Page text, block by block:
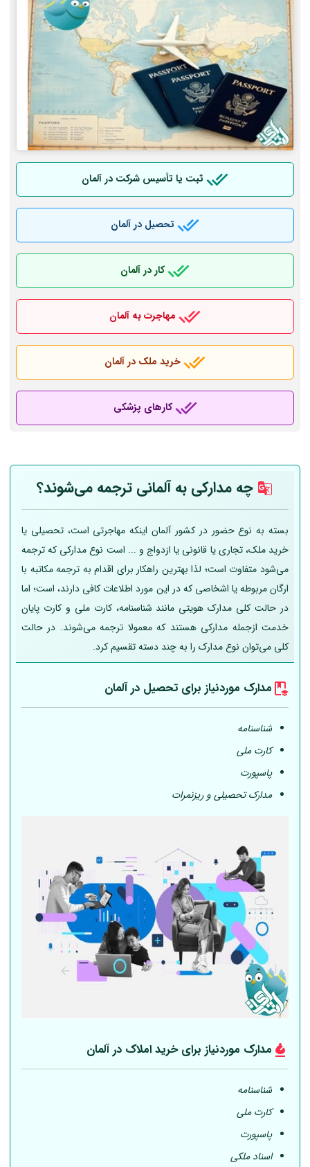
ثبت یا تأسیس شرکت در آلمان
تحصیل در آلمان
کار در آلمان
مهاجرت به آلمان
خرید ملک در آلمان
کارهای پزشکی
چه مدارکی بهآلمانی ترجمه می‌شوند؟
بسته به نوع حضور در کشور آلمان اینکه مهاجرتی است، تحصیلی یا
خرید ملک، تجاری یا قانونی یا ازدواج و ... است نوع مدارکی که ترجمه
می‌شود متفاوت است؛ لذا بهترین راهکار برای اقدام به ترجمه مکاتبه با
ارگان مربوطه یا اشخاصی که در این مورد اطلاعات کافی دارند، است؛ اما
در حالت کلی مدارک هویتی مانند شناسنامه، کارت ملی و کارت پایان
خدمت ازجمله مدارکی هستند که معمولا ترجمه می‌شوند. در حالت
کلی می‌توان نوع مدارک را به چند دسته تقسیم کرد.
مدارک موردنیاز برای تحصیل درآلمان
شناسنامه
کارت ملی
پاسپورت
مدارک تحصیلی و ریزنمرات
مدارک موردنیاز برای خرید املاک درآلمان
شناسنامه
کارت ملی
پاسپورت
اسناد ملکی